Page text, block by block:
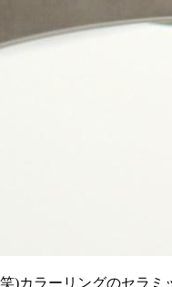
)カラーリングのセラ